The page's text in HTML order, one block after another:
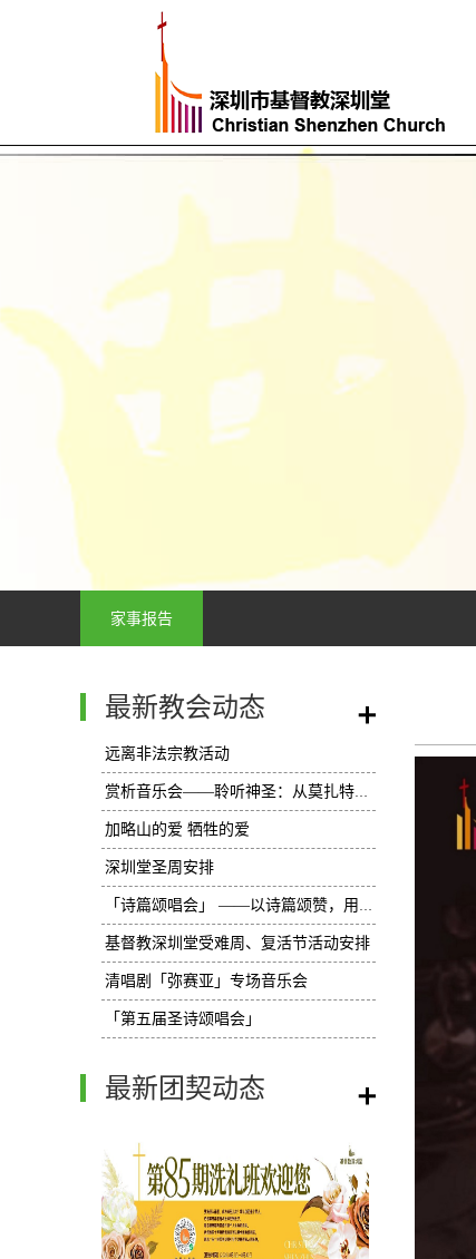
家事报告
最新教会动态
远离非法宗教活动
赏析音乐会——聆听神圣：从莫扎特《C大调弥撒曲》透视教会敬拜
加略山的爱 牺牲的爱
深圳堂圣周安排
「诗篇颂唱会」 ——以诗篇颂赞，用心灵歌唱
基督教深圳堂受难周、复活节活动安排
​清唱剧「弥赛亚」专场音乐会
「第五届圣诗颂唱会」
最新团契动态